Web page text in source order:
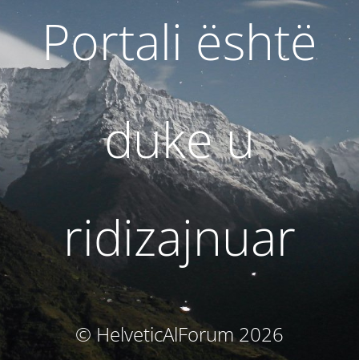
Portali është
duke u
ridizajnuar
© HelveticAlForum 2026